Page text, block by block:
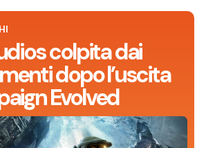
colpita dai
dopo l’uscita
Evolved